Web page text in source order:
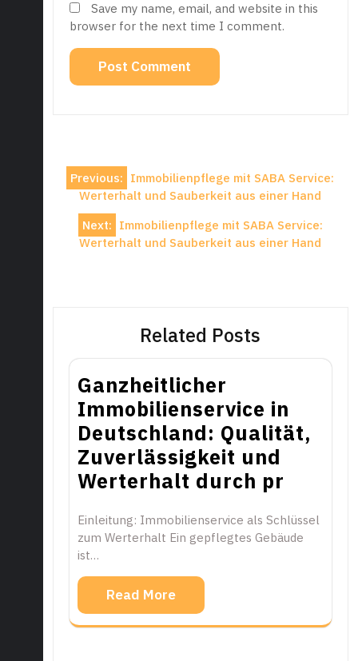
Save my name, email, and website in this
browser for the next time I comment.
Post
navigation
Previous: Immobilienpflege mit SABA Service:
Werterhalt und Sauberkeit aus einer Hand
Next: Immobilienpflege mit SABA Service:
Werterhalt und Sauberkeit aus einer Hand
Related Posts
Ganzheitlicher
Immobilienservice in
Deutschland: Qualität,
Zuverlässigkeit und
Werterhalt durch pr
Einleitung: Immobilienservice als Schlüssel
zum Werterhalt Ein gepflegtes Gebäude
ist…
Read More